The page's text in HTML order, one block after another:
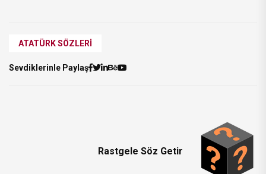
ATATÜRK SÖZLERI
Sevdiklerinle Paylaş
Rastgele Söz Getir